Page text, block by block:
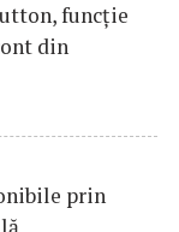
funcţie
din
prin